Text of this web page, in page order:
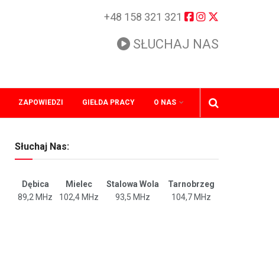
+48 158 321 321
SŁUCHAJ NAS
ZAPOWIEDZI GIEŁDA PRACY O NAS
Słuchaj Nas:
Dębica Mielec Stalowa Wola
Tarnobrzeg
89,2 MHz
102,4 MHz 93,5 MHz 104,7 MHz